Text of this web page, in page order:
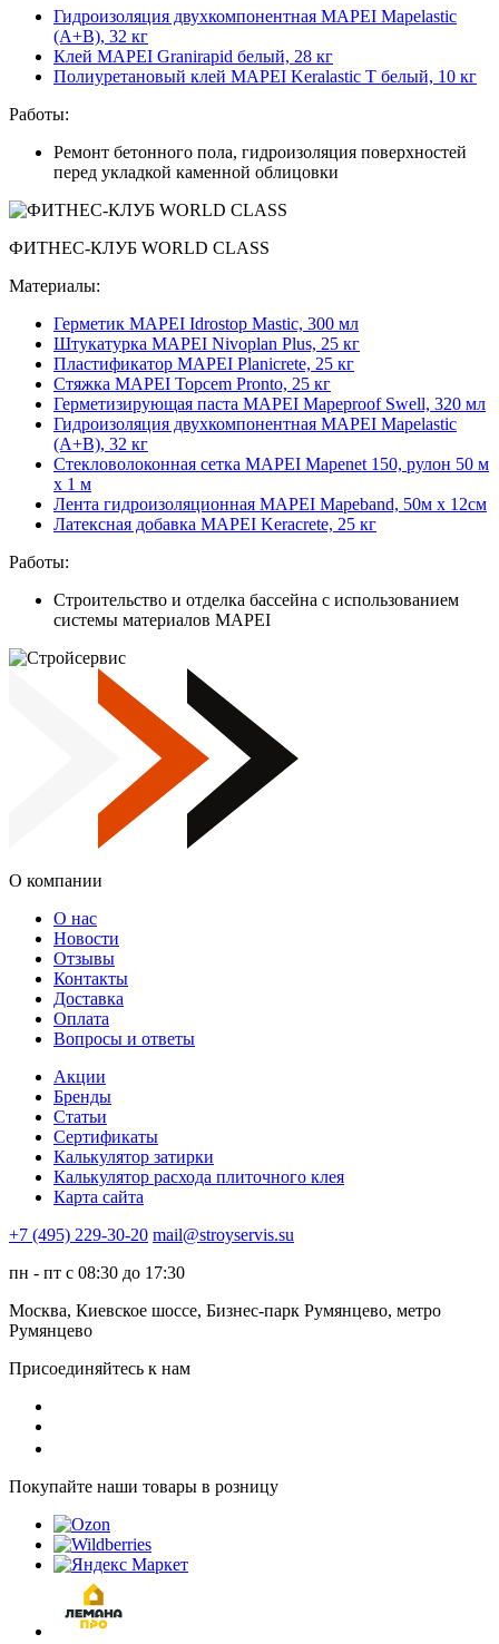
Гидроизоляция двухкомпонентная MAPEI Mapelastic
(А+B), 32 кг
Клей MAPEI Granirapid белый, 28 кг
Полиуретановый клей MAPEI Keralastic T белый, 10 кг
Работы:
Ремонт бетонного пола, гидроизоляция поверхностей
перед укладкой каменной облицовки
ФИТНЕС-КЛУБ WORLD CLASS
Материалы:
Герметик MAPEI Idrostop Mastic, 300 мл
Штукатурка MAPEI Nivoplan Plus, 25 кг
Пластификатор MAPEI Planicrete, 25 кг
Стяжка MAPEI Topcem Pronto, 25 кг
Герметизирующая паста MAPEI Mapeproof Swell, 320 мл
Гидроизоляция двухкомпонентная MAPEI Mapelastic
(А+B), 32 кг
Стекловолоконная сетка MAPEI Mapenet 150, рулон 50 м
х 1 м
Лента гидроизоляционная MAPEI Mapeband, 50м x 12см
Латексная добавка MAPEI Keracrete, 25 кг
Работы:
Строительство и отделка бассейна с использованием
системы материалов MAPEI
О компании
О нас
Новости
Отзывы
Контакты
Доставка
Оплата
Вопросы и ответы
Акции
Бренды
Статьи
Сертификаты
Калькулятор затирки
Калькулятор расхода плиточного клея
Карта сайта
+7 (495) 229-30-20 mail@stroyservis.su
пн - пт с 08:30 до 17:30
Москва, Киевское шоссе, Бизнес-парк Румянцево, метро
Румянцево
Присоединяйтесь к нам
Покупайте наши товары в розницу